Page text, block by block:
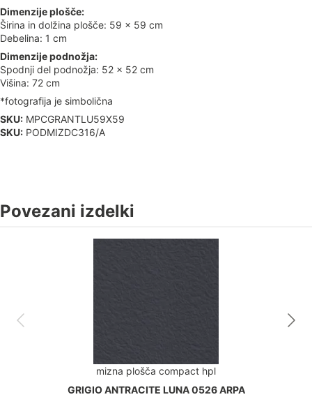
Dimenzije plošče:
Širina in dolžina plošče: 59 x 59 cm
Debelina: 1 cm
Dimenzije podnožja:
Spodnji del podnožja: 52 x 52 cm
Višina: 72 cm
*fotografija je simbolična
SKU: MPCGRANTLU59X59
SKU: PODMIZDC316/A
Povezani izdelki
mizna plošča compact hpl
GRIGIO ANTRACITE LUNA 0526 ARPA